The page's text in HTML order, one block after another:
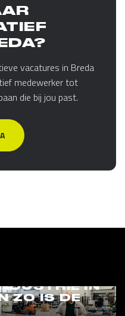
vacatures in Breda
medewerker tot
die bij jou past.
IN
ZO IS DE